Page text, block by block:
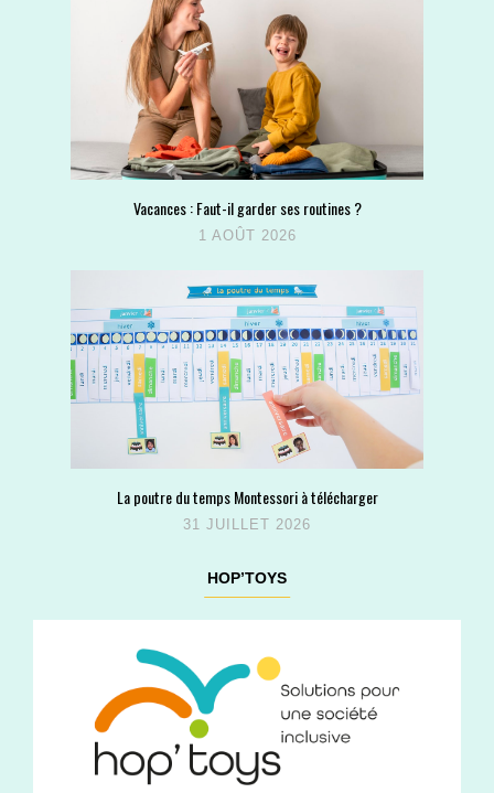
Vacances : Faut-il garder ses routines ?
1 AOÛT 2026
La poutre du temps Montessori à télécharger
31 JUILLET 2026
HOP’TOYS